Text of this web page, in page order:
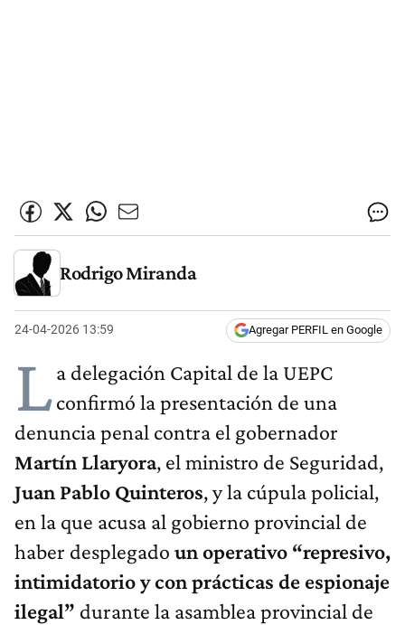
Rodrigo Miranda
24-04-2026 13:59 Agregar PERFIL en Google
La delegación Capital de la UEPC
confirmó la presentación de una
denuncia penal contra el gobernador
Martín Llaryora, el ministro de Seguridad,
Juan Pablo Quinteros, y la cúpula policial,
en la que acusa al gobierno provincial de
haber desplegado un operativo “represivo,
intimidatorio y con prácticas de espionaje
ilegal” durante la asamblea provincial de